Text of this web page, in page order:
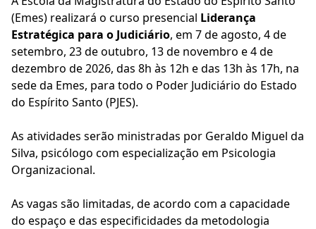
(Emes) realizará o curso presencial Liderança
Estratégica para o Judiciário, em 7 de agosto, 4 de
setembro, 23 de outubro, 13 de novembro e 4 de
dezembro de 2026, das 8h às 12h e das 13h às 17h, na
sede da Emes, para todo o Poder Judiciário do Estado
do Espírito Santo (PJES).
As atividades serão ministradas por Geraldo Miguel da
Silva, psicólogo com especialização em Psicologia
Organizacional.
As vagas são limitadas, de acordo com a capacidade
do espaço e das especificidades da metodologia